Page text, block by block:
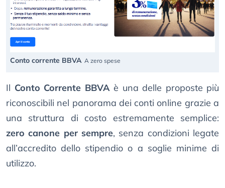
Conto corrente BBVA A zero spese
Il Conto Corrente BBVA è una delle proposte più
riconoscibili nel panorama dei conti online grazie a
una struttura di costo estremamente semplice:
zero canone per sempre, senza condizioni legate
all’accredito dello stipendio o a soglie minime di
utilizzo.